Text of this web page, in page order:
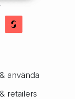
använda
retailers